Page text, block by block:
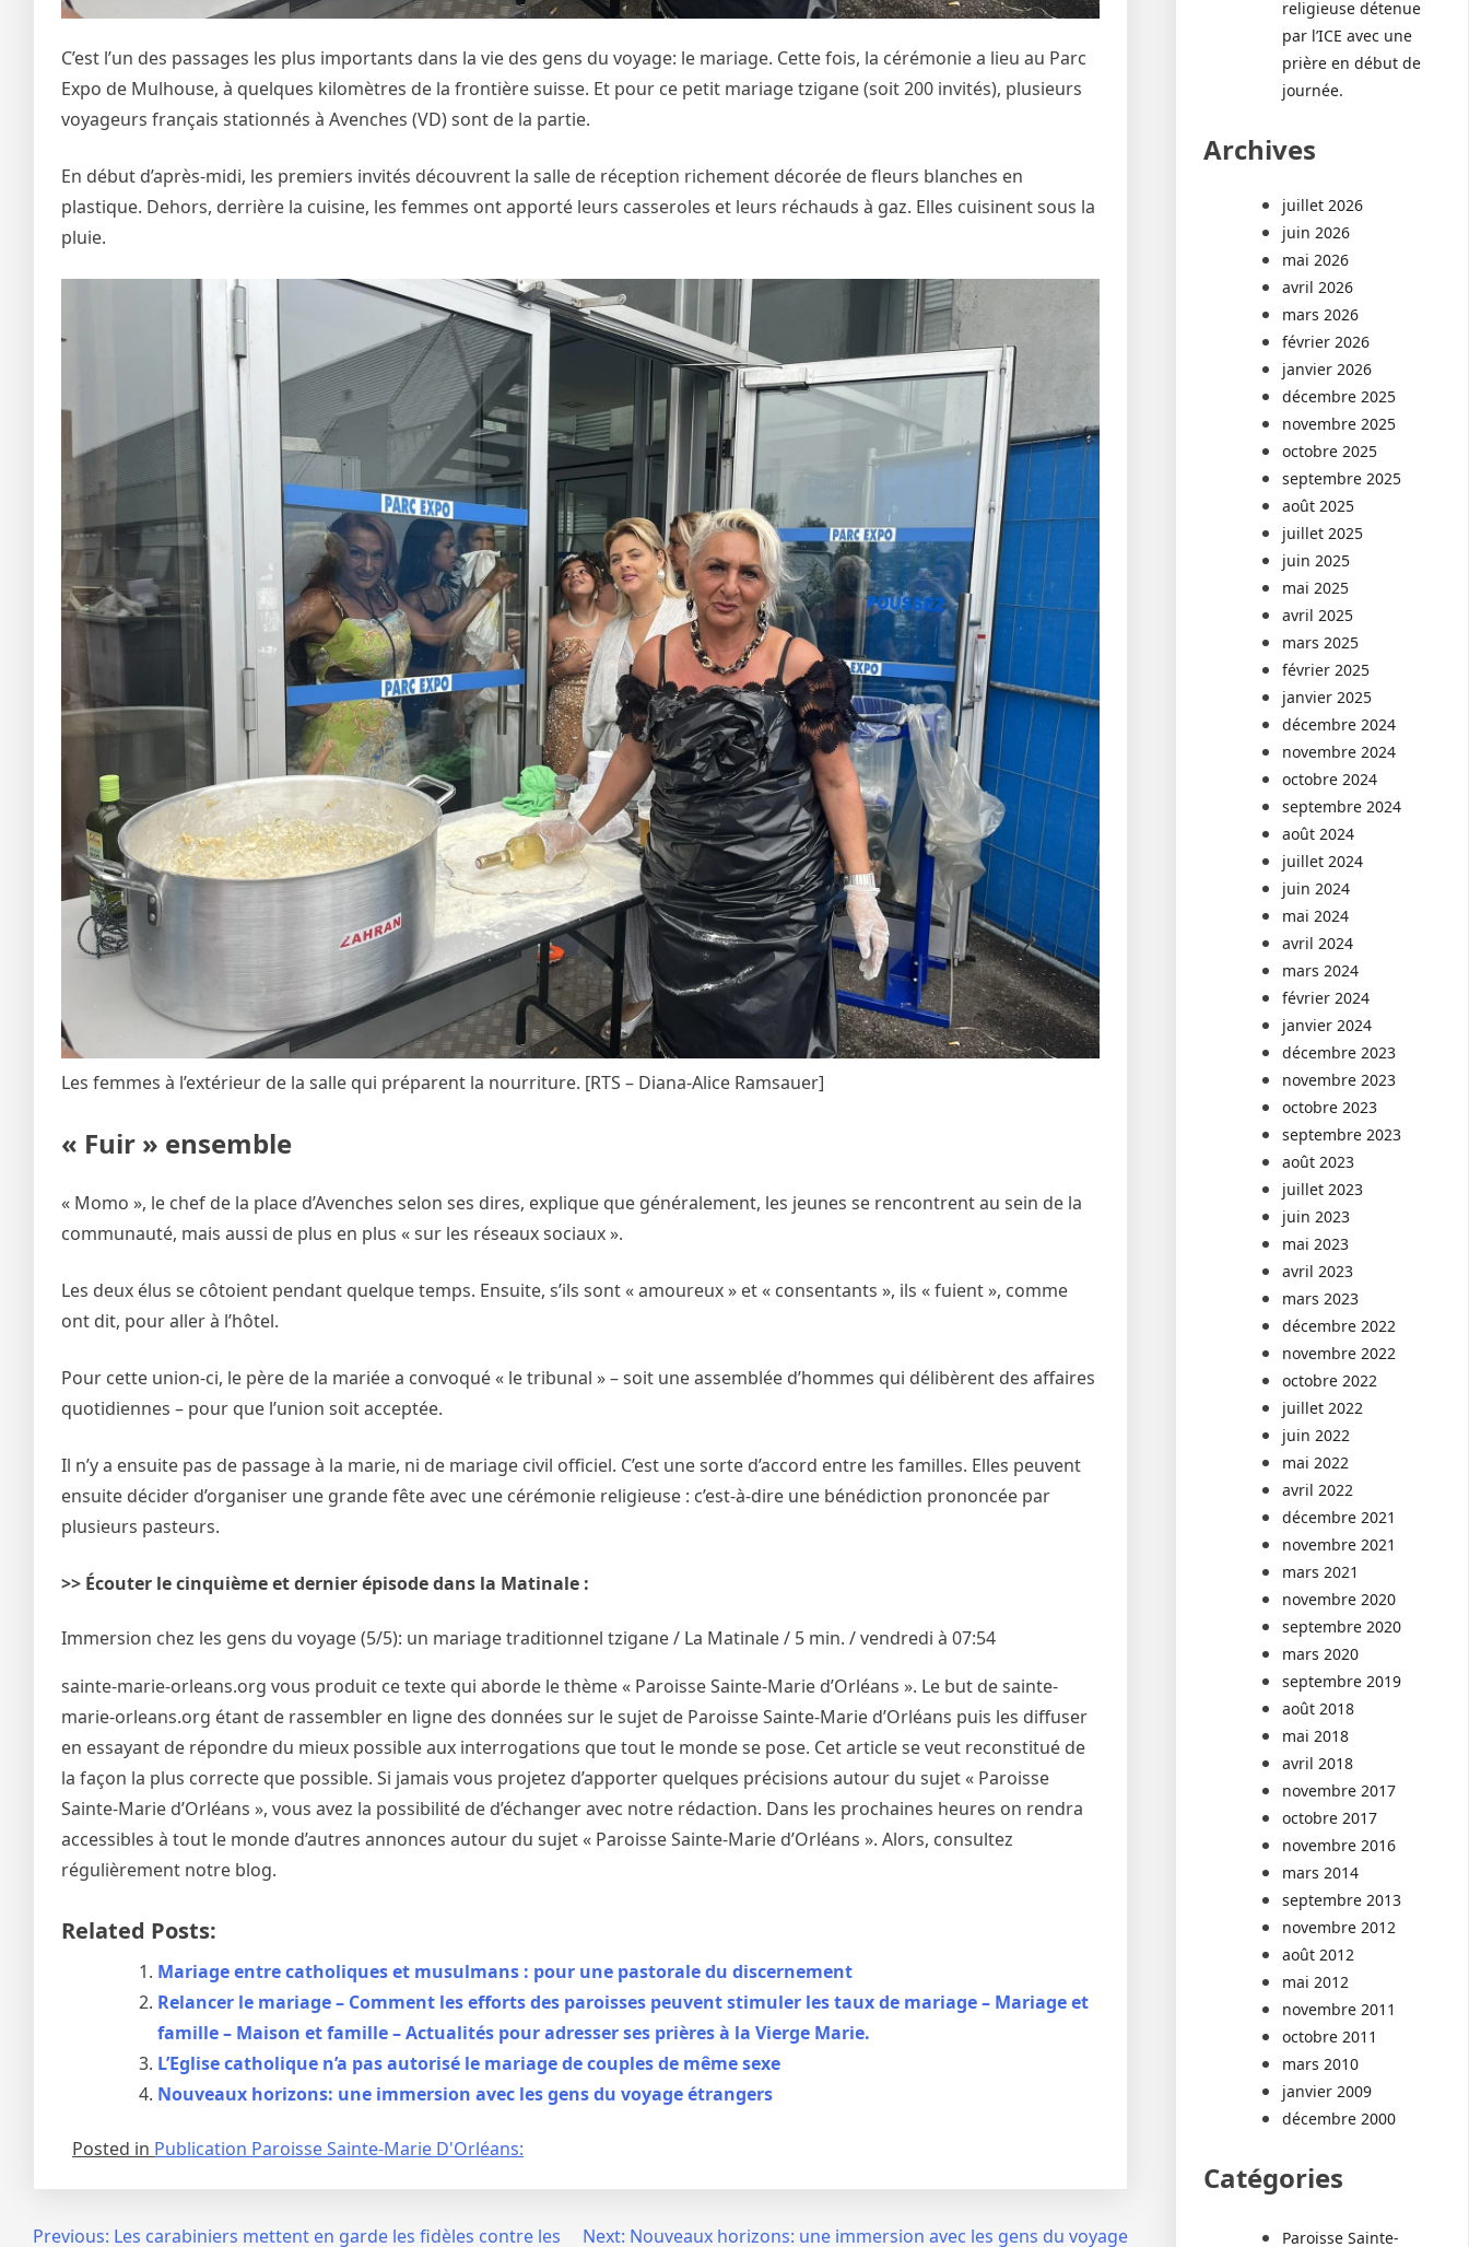
C’est l’un des passages les plus importants dans la vie des gens du voyage: le mariage. Cette fois, la cérémonie a lieu au Parc
Expo de Mulhouse, à quelques kilomètres de la frontière suisse. Et pour ce petit mariage tzigane (soit 200 invités), plusieurs
voyageurs français stationnés à Avenches (VD) sont de la partie.
En début d’après-midi, les premiers invités découvrent la salle de réception richement décorée de fleurs blanches en
plastique. Dehors, derrière la cuisine, les femmes ont apporté leurs casseroles et leurs réchauds à gaz. Elles cuisinent sous la
pluie.
Les femmes à l’extérieur de la salle qui préparent la nourriture. [RTS – Diana-Alice Ramsauer]
« Fuir » ensemble
« Momo », le chef de la place d’Avenches selon ses dires, explique que généralement, les jeunes se rencontrent au sein de la
communauté, mais aussi de plus en plus « sur les réseaux sociaux ».
Les deux élus se côtoient pendant quelque temps. Ensuite, s’ils sont « amoureux » et « consentants », ils « fuient », comme
ont dit, pour aller à l’hôtel.
Pour cette union-ci, le père de la mariée a convoqué « le tribunal » – soit une assemblée d’hommes qui délibèrent des affaires
quotidiennes – pour que l’union soit acceptée.
Il n’y a ensuite pas de passage à la marie, ni de mariage civil officiel. C’est une sorte d’accord entre les familles. Elles peuvent
ensuite décider d’organiser une grande fête avec une cérémonie religieuse : c’est-à-dire une bénédiction prononcée par
plusieurs pasteurs.
>> Écouter le cinquième et dernier épisode dans la Matinale :
Immersion chez les gens du voyage (5/5): un mariage traditionnel tzigane / La Matinale / 5 min. / vendredi à 07:54
sainte-marie-orleans.org vous produit ce texte qui aborde le thème « Paroisse Sainte-Marie d’Orléans ». Le but de sainte-
marie-orleans.org étant de rassembler en ligne des données sur le sujet de Paroisse Sainte-Marie d’Orléans puis les diffuser
en essayant de répondre du mieux possible aux interrogations que tout le monde se pose. Cet article se veut reconstitué de
la façon la plus correcte que possible. Si jamais vous projetez d’apporter quelques précisions autour du sujet « Paroisse
Sainte-Marie d’Orléans », vous avez la possibilité de d’échanger avec notre rédaction. Dans les prochaines heures on rendra
accessibles à tout le monde d’autres annonces autour du sujet « Paroisse Sainte-Marie d’Orléans ». Alors, consultez
régulièrement notre blog.
Related Posts:
Mariage entre catholiques et musulmans : pour une pastorale du discernement
Relancer le mariage – Comment les efforts des paroisses peuvent stimuler les taux de mariage – Mariage et
famille – Maison et famille – Actualités pour adresser ses prières à la Vierge Marie.
L’Eglise catholique n’a pas autorisé le mariage de couples de même sexe
Nouveaux horizons: une immersion avec les gens du voyage étrangers
Posted in Publication Paroisse Sainte-Marie D'Orléans:
Previous: Les carabiniers mettent en garde les fidèles contre les Next: Nouveaux horizons: une immersion avec les gens du voyage
religieuse détenue
par l’ICE avec une
prière en début de
journée.
Archives
juillet 2026
juin 2026
mai 2026
avril 2026
mars 2026
février 2026
janvier 2026
décembre 2025
novembre 2025
octobre 2025
septembre 2025
août 2025
juillet 2025
juin 2025
mai 2025
avril 2025
mars 2025
février 2025
janvier 2025
décembre 2024
novembre 2024
octobre 2024
septembre 2024
août 2024
juillet 2024
juin 2024
mai 2024
avril 2024
mars 2024
février 2024
janvier 2024
décembre 2023
novembre 2023
octobre 2023
septembre 2023
août 2023
juillet 2023
juin 2023
mai 2023
avril 2023
mars 2023
décembre 2022
novembre 2022
octobre 2022
juillet 2022
juin 2022
mai 2022
avril 2022
décembre 2021
novembre 2021
mars 2021
novembre 2020
septembre 2020
mars 2020
septembre 2019
août 2018
mai 2018
avril 2018
novembre 2017
octobre 2017
novembre 2016
mars 2014
septembre 2013
novembre 2012
août 2012
mai 2012
novembre 2011
octobre 2011
mars 2010
janvier 2009
décembre 2000
Catégories
Paroisse Sainte-